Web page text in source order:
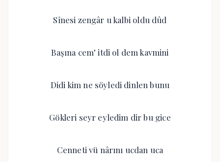
Sînesi zengâr u kalbi oldu dûd
Başına cem’ itdi ol dem kavmini
Didi kim ne söyledi dinlen bunu
Gökleri seyr eyledim dir bu gice
Cenneti vü nârını ucdan uca